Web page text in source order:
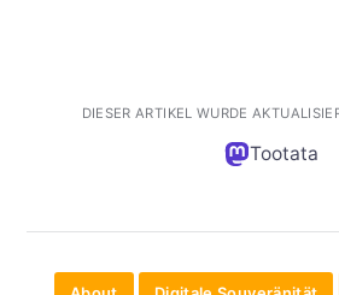
DIESER ARTIKEL WURDE
Tootata